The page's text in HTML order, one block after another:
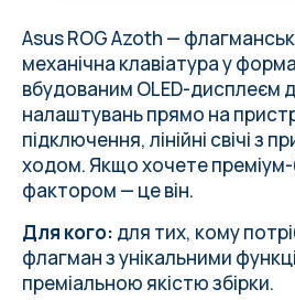
Asus ROG Azoth —
механічна клавіатура у
вбудованим OLED-дисплеєм
налаштувань прямо на
підключення, лінійні свічі з
ходом. Якщо хочете преміум-
фактором — це він.
Для кого: для тих, кому
флагман з унікальними
преміальною якістю збірки.